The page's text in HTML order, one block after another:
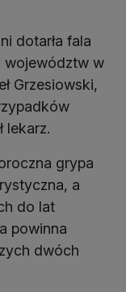
dotarła fala
województw w
Grzesiowski,
lekarz.
grypa
a
do lat
powinna
dwóch